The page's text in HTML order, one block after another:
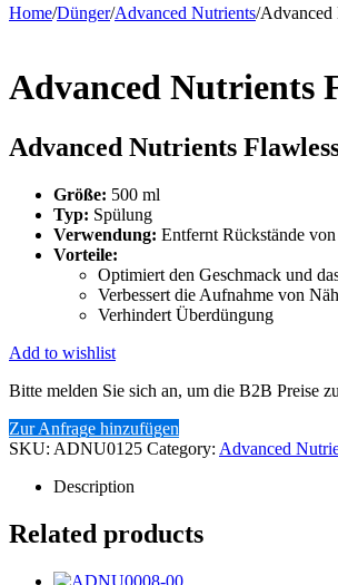
Home/Dünger/Advanced Nutrients/Advanced
Advanced Nutrients
Advanced Nutrients
Größe: 500 ml
Typ: Spülung
Verwendung: Entfernt Rückstände
Vorteile:
Optimiert den Geschmack und
Verbessert die Aufnahme von
Verhindert Überdüngung
Add to wishlist
Bitte melden Sie sich an, um die B2B Preise
Zur Anfrage hinzufügen
SKU: ADNU0125 Category: Advanced
Description
Related products